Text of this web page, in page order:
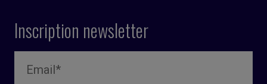
Inscription newsletter